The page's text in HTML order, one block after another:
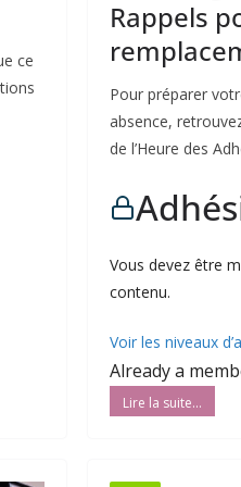
ce
Rappels
Pour préparer
absence,
de l’Heure des
Vous devez être
contenu.
Voir les niveaux
Already a